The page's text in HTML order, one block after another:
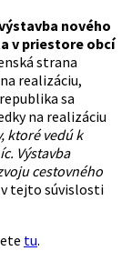
nového
v priestore obcí
strana
realizáciu,
sa
na realizáciu
ktoré vedú k
Výstavba
cestovného
tejto súvislosti
tu.